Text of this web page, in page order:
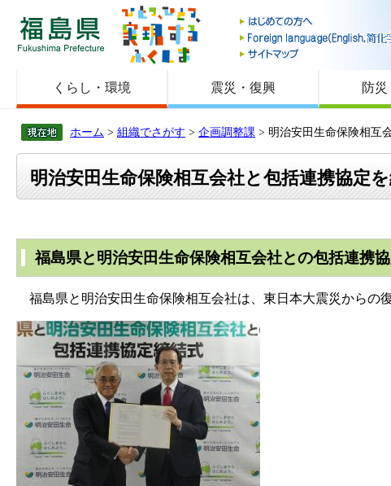
福島県
くらし・環境 震災・復興 防災
ホーム > 組織でさがす > 企画調整課 > 明治安田生命保険相互
明治安田生命保険相互会社と包括連携協定
福島県と明治安田生命保険相互会社との包括連携
福島県と明治安田生命保険相互会社は、東日本大震災からの